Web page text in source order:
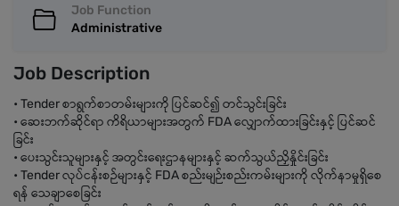
Job Function
Administrative
Job Description
• Tender စာရွက်စာတမ်းများကို ပြင်ဆင်၍ တင်သွင်းခြင်း
• ဆေးဘက်ဆိုင်ရာ ကိရိယာများအတွက် FDA လျှောက်ထားခြင်းနှင့် ပြင်ဆင်
ခြင်း
• ပေးသွင်းသူများနှင့် အတွင်းရေးဌာနများနှင့် ဆက်သွယ်ညှိနှိုင်းခြင်း
• Tender လုပ်ငန်းစဉ်များနှင့် FDA စည်းမျဉ်းစည်းကမ်းများကို လိုက်နာမှုရှိစေ
ရန် သေချာစေခြင်း